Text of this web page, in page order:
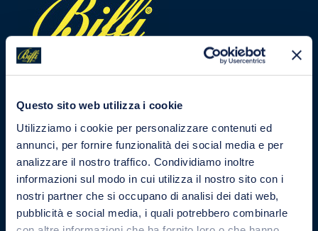
Questo sito web utilizza i cookie
Utilizziamo i cookie per personalizzare contenuti ed
annunci, per fornire funzionalità dei social media e per
analizzare il nostro traffico. Condividiamo inoltre
informazioni sul modo in cui utilizza il nostro sito con i
nostri partner che si occupano di analisi dei dati web,
pubblicità e social media, i quali potrebbero combinarle